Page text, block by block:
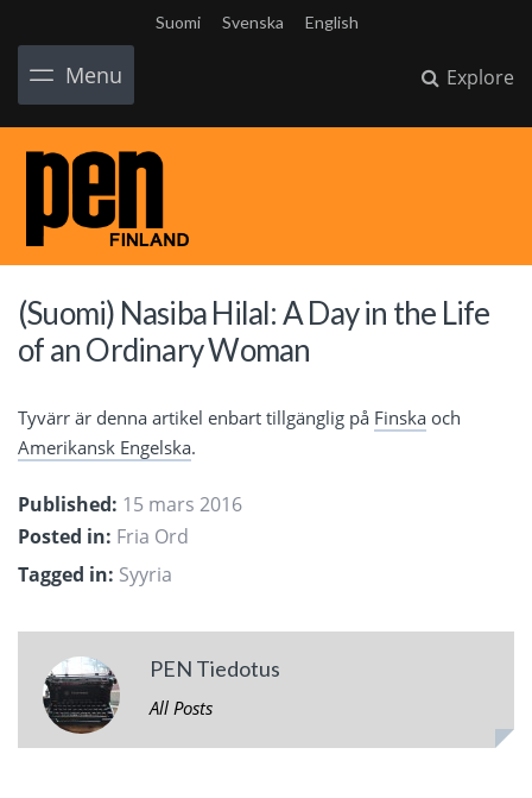
Suomi Svenska English
Menu Explore
(Suomi) Nasiba Hilal: A Day in the Life
of an Ordinary Woman
Tyvärr är denna artikel enbart tillgänglig på Finska och
Amerikansk Engelska.
Published: 15 mars 2016
Posted in: Fria Ord
Tagged in: Syyria
PEN Tiedotus
All Posts